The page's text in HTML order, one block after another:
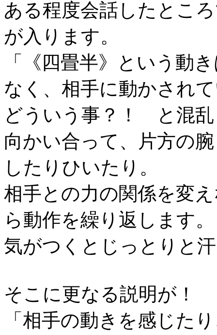
ある程度会話したとこ
が入ります。
「《四畳半》という動
なく、相手に動かされ
どういう事？！ と混乱
向かい合って、片方の
したりひいたり。
相手との力の関係を変
ら動作を繰り返します。
気がつくとじっとりと
そこに更なる説明が！
「相手の動きを感じた